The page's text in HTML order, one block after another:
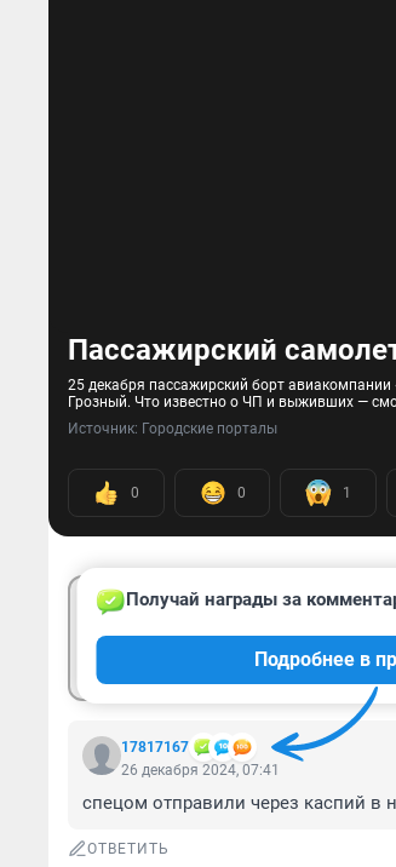
Пассажирский
25 декабря пассажирский борт
Грозный. Что известно о ЧП и выживших —
Источник: Городские порталы
0 0 1
17817167
Получай награды за
Подробнее в
26 декабря 2024, 07:41
спецом отправили через каспий в
ОТВЕТИТЬ